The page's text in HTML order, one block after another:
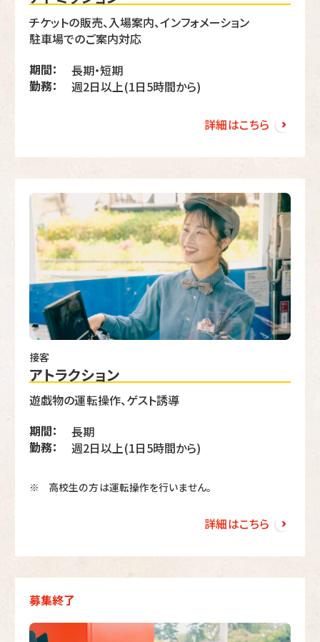
チケットの販売、入場案内、インフォメーション
駐車場でのご案内対応
期間：
勤務：
長期・短期
週2日以上(1日5時間から)
詳細はこちら
接客
アトラクション
遊戯物の運転操作、ゲスト誘導
期間：
勤務：
長期
週2日以上(1日5時間から)
※ 高校生の方は運転操作を行いません。
詳細はこちら
募集終了